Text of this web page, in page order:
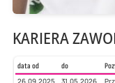
KARIERA
data od do